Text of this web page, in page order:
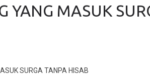
YANG MASUK
SURGA TANPA HISAB